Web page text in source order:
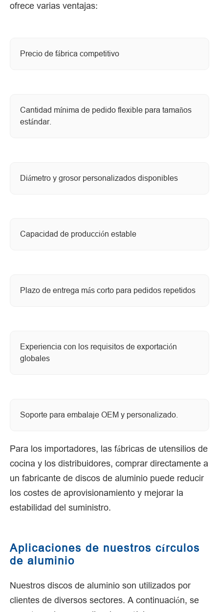
ofrece varias ventajas:
Precio de fábrica competitivo
Cantidad mínima de pedido flexible para tamaños
estándar.
Diámetro y grosor personalizados disponibles
Capacidad de producción estable
Plazo de entrega más corto para pedidos repetidos
Experiencia con los requisitos de exportación
globales
Soporte para embalaje OEM y personalizado.
Para los importadores, las fábricas de utensilios de
cocina y los distribuidores, comprar directamente a
un fabricante de discos de aluminio puede reducir
los costes de aprovisionamiento y mejorar la
estabilidad del suministro.
Aplicaciones de nuestros círculos
de aluminio
Nuestros discos de aluminio son utilizados por
clientes de diversos sectores. A continuación, se